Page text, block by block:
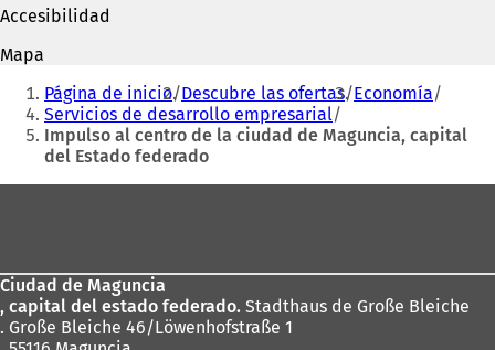
e
e
n
u
a
v
p
e
e
n
u
n
n
a
p
e
Accesibilidad
Mapa
Estás
aquí:
Página de inicio Descubre las ofertas Economía
Servicios de desarrollo empresarial
Impulso al centro de la ciudad de Maguncia, capital
del Estado federado
pies
Ciudad de Maguncia
, capital del estado federado. Stadthaus de Große Bleiche
. Große Bleiche 46/Löwenhofstraße 1